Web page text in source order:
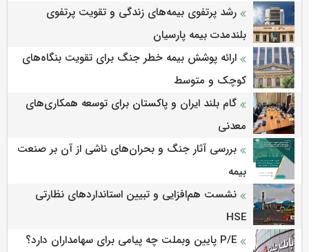
رشد پرتفوی بیمه‌های زندگی و تقویت پرتفوی
بلندمدت بیمه پارسیان
ارائه پوشش بیمه خطر جنگ برای تقویت بنگاه‌های
کوچک و متوسط
گام بلند ایران و پاکستان برای توسعه همکاری‌های
معدنی
بررسی آثار جنگ و بحران‌های ناشی از آن بر صنعت
بیمه
نشست هم‌افزایی و تبیین استانداردهای نظارتی
HSE
P/E پایین وبملت چه پیامی برای سهامداران دارد؟